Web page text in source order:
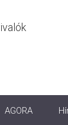
AGORA